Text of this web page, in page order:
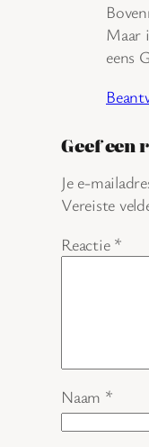
Maar
eens
Geef een
Je e-
Vereiste
Reactie *
Naam *